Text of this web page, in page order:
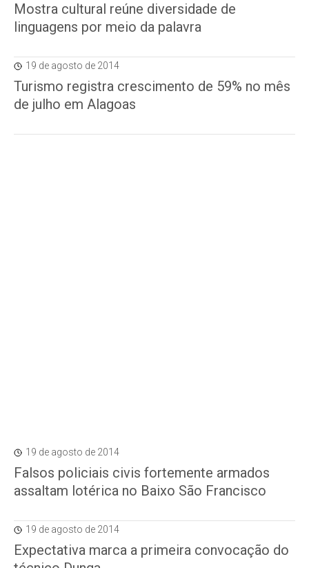
Mostra cultural reúne diversidade de
linguagens por meio da palavra
19 de agosto de 2014
Turismo registra crescimento de 59% no mês
de julho em Alagoas
19 de agosto de 2014
Falsos policiais civis fortemente armados
assaltam lotérica no Baixo São Francisco
19 de agosto de 2014
Expectativa marca a primeira convocação do